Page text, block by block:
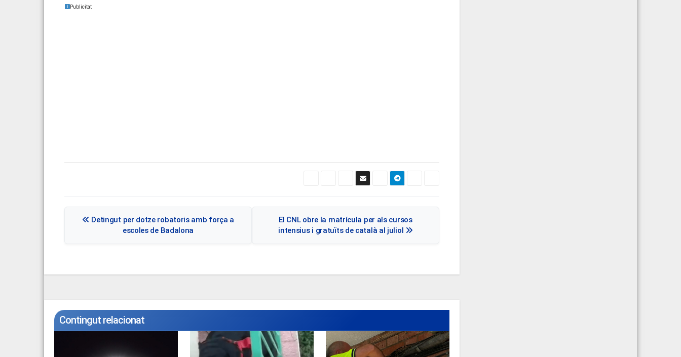
Publicitat
El CNL obre la matrícula per als cursos
intensius i gratuïts de català al juliol
Detingut per dotze robatoris amb força a
escoles de Badalona
Contingut relacionat